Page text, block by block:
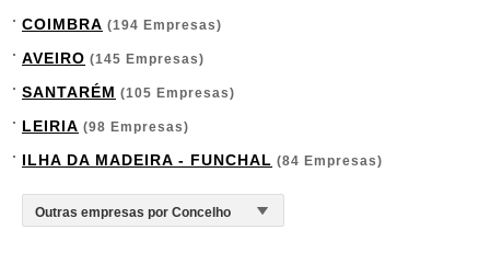
COIMBRA (194 Empresas)
AVEIRO (145 Empresas)
SANTARÉM (105 Empresas)
LEIRIA (98 Empresas)
ILHA DA MADEIRA - FUNCHAL (84 Empresas)